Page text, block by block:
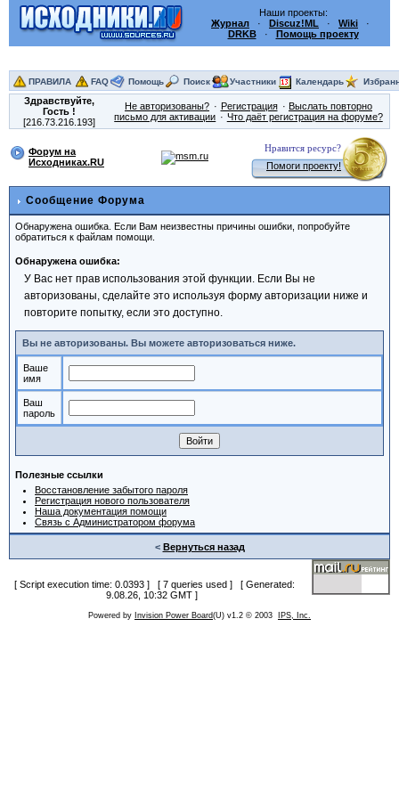
Наши проекты:
Журнал · Discuz!ML · Wiki ·
DRKB· Помощь проекту
ПРАВИЛА FAQ Помощь Поиск Участники Календарь
Здравствуйте,
Гость!
[216.73.216.193]
Не авторизованы? Регистрация
Выслать повторно
письмо для активации
Что даёт регистрация на форуме?
Форум на
Исходниках.RU
Нравится ресурс?
Помоги проекту!
Сообщение Форума
Обнаружена ошибка. Если Вам неизвестны причины ошибки, попробуйте
обратиться к файлам помощи.
Обнаружена ошибка:
У Вас нет прав использования этой функции. Если Вы не
авторизованы, сделайте это используя форму авторизации ниже и
повторите попытку, если это доступно.
Вы не авторизованы. Вы можете авторизоваться ниже.
Ваше
имя
Ваш
пароль
Полезные ссылки
Восстановление забытого пароля
Регистрация нового пользователя
Наша документация помощи
Связь с Администратором форума
< Вернуться назад
[ Script execution time: 0.0393 ] [ 7 queries used ] [ Generated:
9.08.26, 10:32 GMT ]
Powered by Invision Power Board(U) v1.2 © 2003 IPS, Inc.